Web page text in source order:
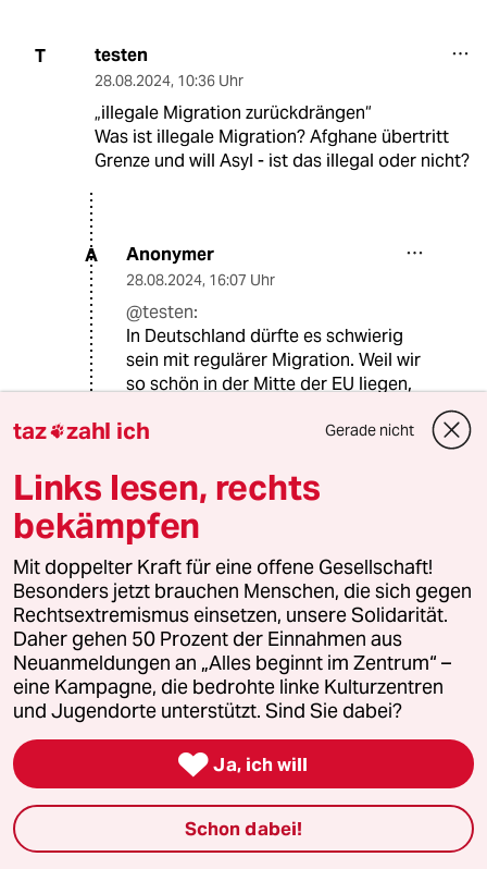
T testen
28.08.2024, 10:36 Uhr
„illegale Migration zurückdrängen“
Was ist illegale Migration? Afghane übertritt
Grenze und will Asyl - ist das illegal oder nicht?
A Anonymer
28.08.2024, 16:07 Uhr
@testen:
In Deutschland dürfte es schwierig
sein mit regulärer Migration. Weil wir
so schön in der Mitte der EU liegen,
und in Deutschland als erstes Land.
Land.
S StromerBodo
29.08.2024,09:10 Uhr
@Anonymer:
Wie wahr, endlich mal ein sachliches
Wort in dieser total irren Debatte !
StromerBodo
29.08.2024 09:06 Uhr
@Anonymer:
Nein, das ist doch ein Irrtum, dass wir
als EU-Binnenland nicht der erste
taz zahl ich Gerade nicht
Links lesen, rechts
bekämpfen
Mit doppelter Kraft für eine offene Gesellschaft!
Besonders jetzt brauchen Menschen, die sich gegen
Rechtsextremismus einsetzen, unsere Solidarität.
Daher gehen 50 Prozent der Einnahmen aus
Neuanmeldungen an „Alles beginnt im Zentrum“ –
eine Kampagne, die bedrohte linke Kulturzentren
und Jugendorte unterstützt. Sind Sie dabei?
 Ja, ich will
Schon dabei!